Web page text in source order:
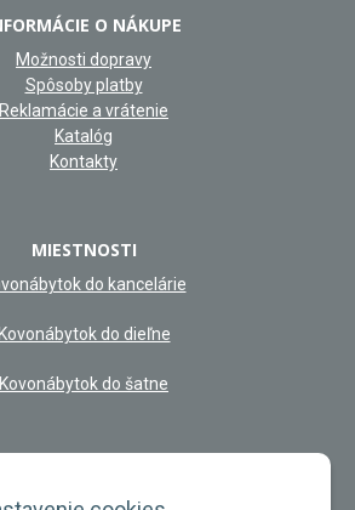
O NÁKUPE
Možnosti dopravy
Spôsoby platby
Reklamácie a vrátenie
Katalóg
Kontakty
MIESTNOSTI
do kancelárie
do dieľne
Kovonábytok do šatne